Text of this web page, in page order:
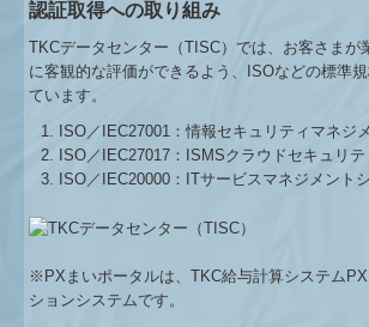
認証取得への取り組み
TKCデータセンター（TISC）では、お客さまが
に客観的な評価ができるよう、ISOなどの標準
ています。
ISO／IEC27001：情報セキュリティマネジ
ISO／IEC27017：ISMSクラウドセキュリ
ISO／IEC20000：ITサービスマネジメント
※PXまいポータルは、TKC給与計算システム
ションシステムです。